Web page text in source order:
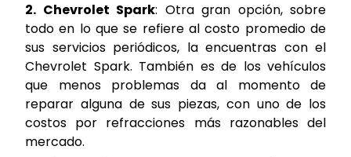
2. Chevrolet Spark: Otra gran opción, sobre
todo en lo que se refiere al costo promedio de
sus servicios periódicos, la encuentras con el
Chevrolet Spark. También es de los vehículos
que menos problemas da al momento de
reparar alguna de sus piezas, con uno de los
costos por refracciones más razonables del
mercado.